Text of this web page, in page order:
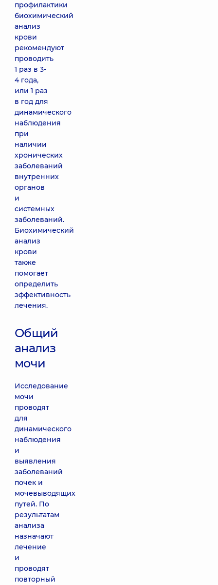
профилактики
биохимический
анализ
крови
рекомендуют
проводить
1 раз в 3-
4 года,
или 1 раз
в год для
динамического
наблюдения
при
наличии
хронических
заболеваний
внутренних
органов
и
системных
заболеваний.
Биохимический
анализ
крови
также
помогает
определить
эффективность
лечения.
Общий
анализ
мочи
Исследование
мочи
проводят
для
динамического
наблюдения
и
выявления
заболеваний
почек и
мочевыводящих
путей. По
результатам
анализа
назначают
лечение
и
проводят
повторный